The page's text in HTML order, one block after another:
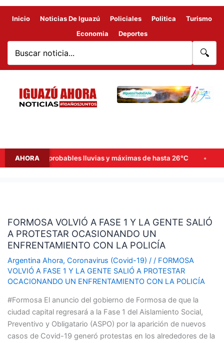
Inicio Noticias De Iguazú Policiales Politica
Turismo
Economia
Deportes
🔍
AHORAprobables lluvias y máximas de hasta 26°C
FORMOSA VOLVIÓ A FASE 1 Y LA GENTE SALIÓ
A PROTESTAR OCASIONANDO UN
ENFRENTAMIENTO CON LA POLICÍA
Argentina Ahora, Coronavirus (Covid-19) / / FORMOSA
VOLVIÓ A FASE 1 Y LA GENTE SALIÓ A PROTESTAR
OCACIONANDO UN ENFRENTAMIENTO CON LA POLICÍA
#Formosa El anuncio del gobierno de Formosa de que la
ciudad capital regresará a la Fase 1 del Aislamiento Social,
Preventivo y Obligatario (ASPO) por la aparición de nuevos
casos de Covid-19 generó protestas en los alrededores de la
A
FASE
1
Y
LA
GENTE
SALIÓ
PROTESTAR
OCASIONANDO